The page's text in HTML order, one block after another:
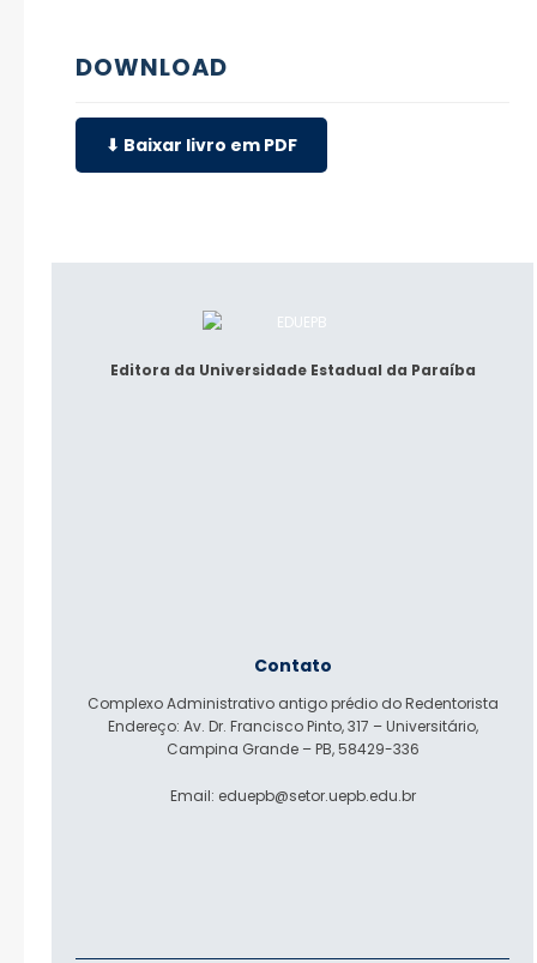
DOWNLOAD
⬇ Baixar livro em PDF
Editora da Universidade Estadual da Paraíba
Contato
Complexo Administrativo antigo prédio do Redentorista
Endereço: Av. Dr. Francisco Pinto, 317 – Universitário,
Campina Grande – PB, 58429-336
Email: eduepb@setor.uepb.edu.br